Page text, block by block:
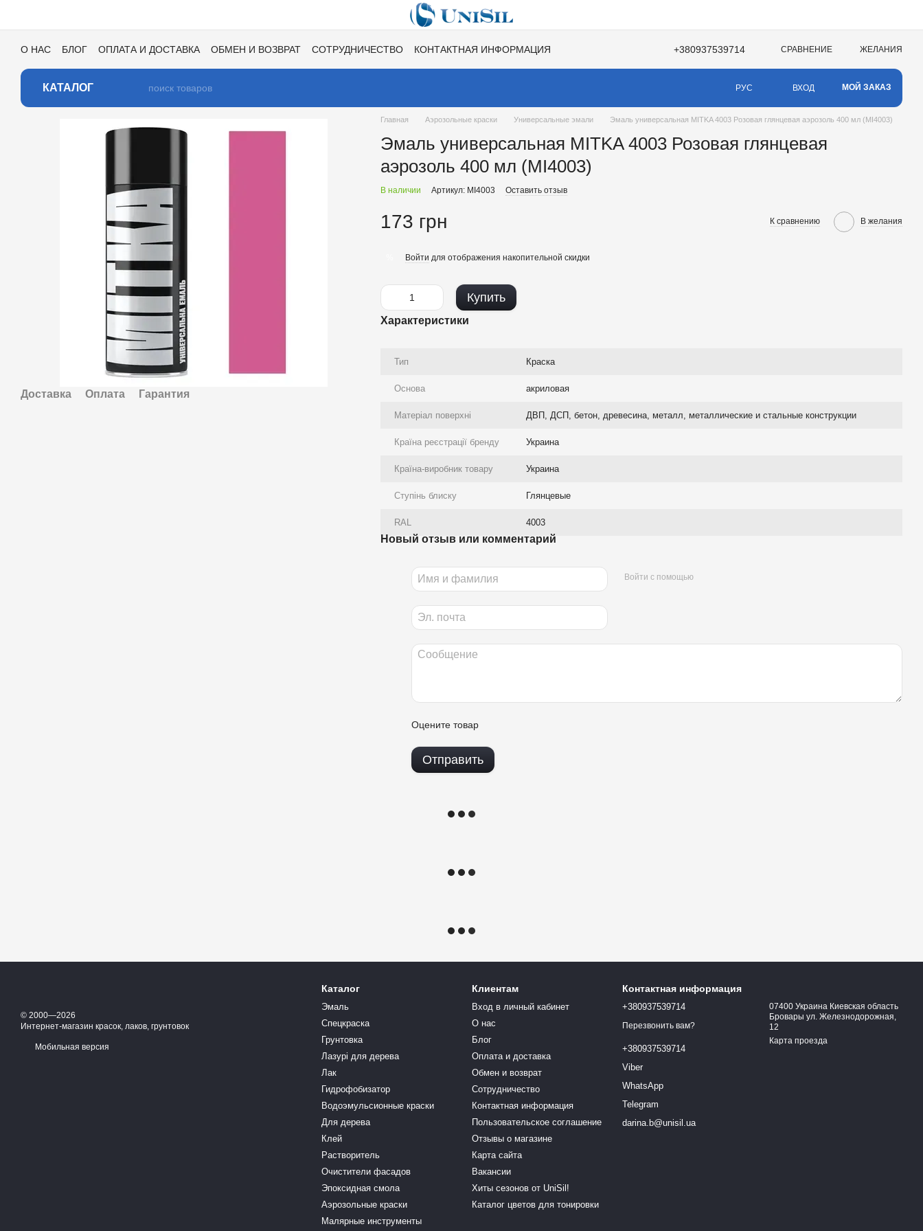
О НАС БЛОГ ОПЛАТА И ДОСТАВКА ОБМЕН И ВОЗВРАТ СОТРУДНИЧЕСТВО
КОНТАКТНАЯ ИНФОРМАЦИЯ
+380937539714 СРАВНЕНИЕ ЖЕЛАНИЯ
КАТАЛОГ РУС ВХОД МОЙ ЗАКАЗ
Доставка Оплата Гарантия
Главная Аэрозольные краски Универсальные эмали Эмаль универсальная MITKA 4003 Розовая глянцевая аэрозоль 400 мл (MI4003)
Эмаль универсальная MITKA 4003 Розовая глянцевая
аэрозоль 400 мл (MI4003)
В наличии Артикул: MI4003 Оставить отзыв
173 грн К сравнению В желания
Войти для отображения накопительной скидки
Купить
Характеристики
Тип Краска
Основа акриловая
Матеріал поверхні ДВП, ДСП, бетон, древесина, металл, металлические и стальные конструкции
Країна реєстрації бренду Украина
Країна-виробник товару Украина
Ступінь блиску Глянцевые
RAL 4003
Новый отзыв или комментарий
Войти с помощью
Оцените товар
Отправить
© 2000—2026
Интернет-магазин красок, лаков, грунтовок
Мобильная версия
Каталог
Эмаль
Спецкраска
Грунтовка
Лазурі для дерева
Лак
Гидрофобизатор
Водоэмульсионные краски
Для дерева
Клей
Растворитель
Очистители фасадов
Эпоксидная смола
Аэрозольные краски
Малярные инструменты
Клиентам
Вход в личный кабинет
О нас
Блог
Оплата и доставка
Обмен и возврат
Сотрудничество
Контактная информация
Пользовательское соглашение
Отзывы о магазине
Карта сайта
Вакансии
Хиты сезонов от UniSil!
Каталог цветов для тонировки
Контактная информация
+380937539714
Перезвонить вам?
+380937539714
Viber
WhatsApp
Telegram
darina.b@unisil.ua
07400 Украина Киевская область
Бровары ул. Железнодорожная,
12
Карта проезда